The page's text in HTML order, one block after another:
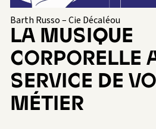
Barth Russo – Cie Décaléou
LA MUSIQUE
CORPORELLE
SERVICE DE
MÉTIER